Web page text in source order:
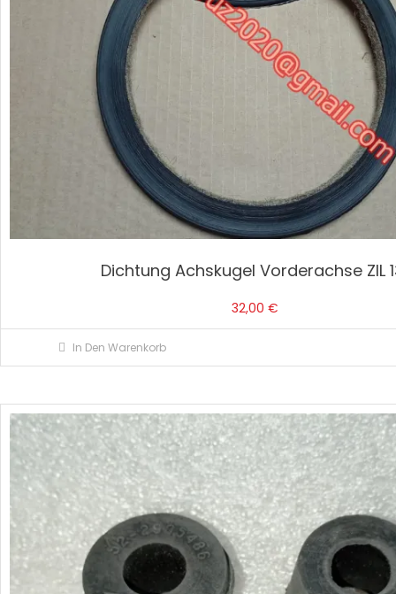
Dichtung Achskugel Vorderachse ZIL
32,00 €
In Den Warenkorb